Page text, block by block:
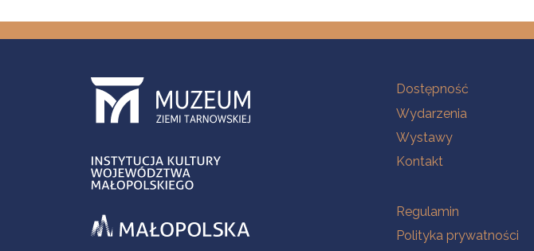
Na skróty
Dostępność
Wydarzenia
Wystawy
Kontakt
Na skróty
Regulamin
Polityka prywatności